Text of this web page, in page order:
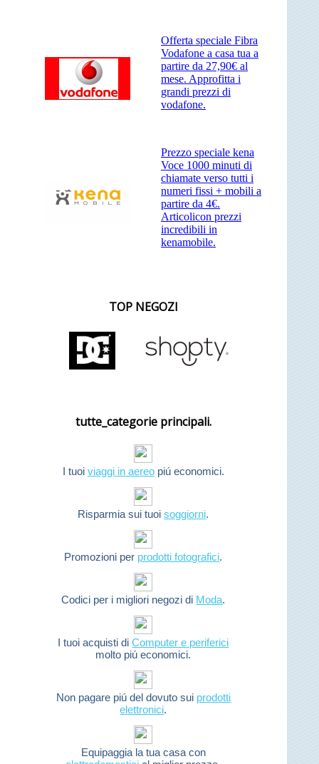
Offerta speciale Fibra
Vodafone a casa tua a
partire da 27,90€ al
mese. Approfitta i
grandi prezzi di
vodafone.
Prezzo speciale kena
Voce 1000 minuti di
chiamate verso tutti i
numeri fissi + mobili a
partire da 4€.
Articolicon prezzi
incredibili in
kenamobile.
TOP NEGOZI
tutte_categorie principali.
I tuoi viaggi in aereopiú economici.
Risparmia sui tuoisoggiorni.
Promozioni per prodotti fotografici.
Codici per i migliori negozi di Moda.
I tuoi acquisti diComputer e periferici
molto piú economici.
Non pagare piú del dovuto sui prodotti
elettronici.
Equipaggia la tua casa con